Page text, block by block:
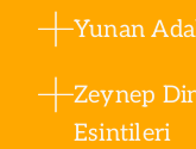
Yunan
Zeynep
Esintileri